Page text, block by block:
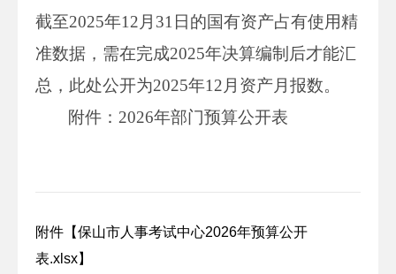
截至2025年12月31日的国有资产占有使用精
准数据，需在完成2025年决算编制后才能汇
总，此处公开为2025年12月资产月报数。
附件：2026年部门预算公开表
附件【保山市人事考试中心2026年预算公开
表.xlsx】